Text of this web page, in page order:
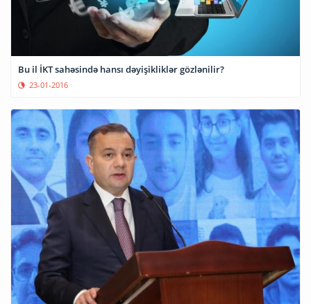
Bu il İKT sahəsində hansı dəyişikliklər gözlənilir?
23-01-2016